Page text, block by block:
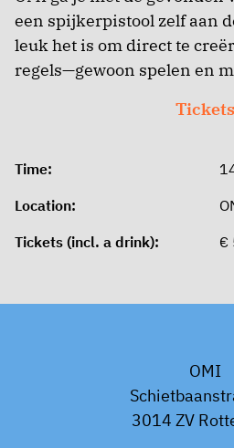
een spijkerpistool zelf aan
leuk het is om direct te
regels—gewoon spelen en
Tickets
Time:
Location:
Tickets (incl. a drink):
€
OMI
3014 ZV